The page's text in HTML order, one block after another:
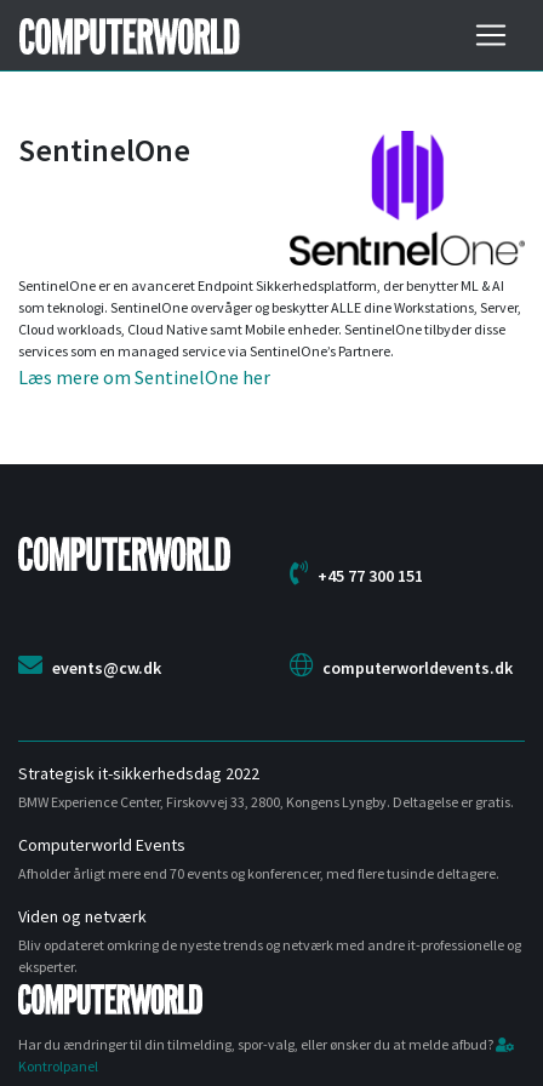
SentinelOne
SentinelOne er en avanceret Endpoint Sikkerhedsplatform, der benytter ML & AI
som teknologi. SentinelOne overvåger og beskytter ALLE dine Workstations, Server,
Cloud workloads, Cloud Native samt Mobile enheder. SentinelOne tilbyder disse
services som en managed service via SentinelOne’s Partnere.
Læs mere om SentinelOne her
+45 77 300 151
events@cw.dk computerworldevents.dk
Strategisk it-sikkerhedsdag 2022
BMW Experience Center, Firskovvej 33, 2800, Kongens Lyngby. Deltagelse er gratis.
Computerworld Events
Afholder årligt mere end 70 events og konferencer, med flere tusinde deltagere.
Viden og netværk
Bliv opdateret omkring de nyeste trends og netværk med andre it-professionelle og
eksperter.
Har du ændringer til din tilmelding, spor-valg, eller ønsker du at melde afbud?
Kontrolpanel